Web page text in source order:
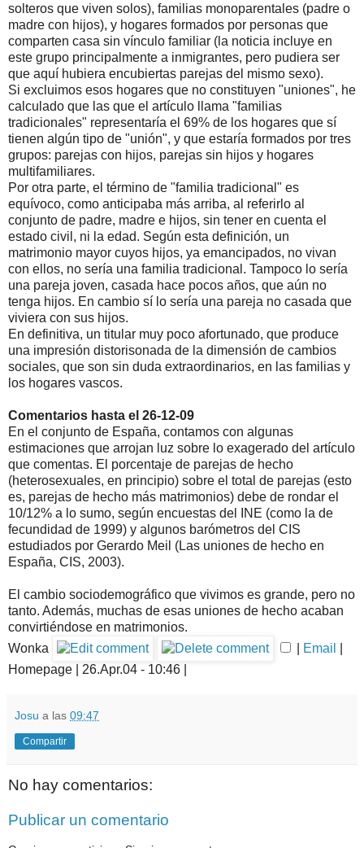
solteros que viven solos), familias monoparentales (padre o
madre con hijos), y hogares formados por personas que
comparten casa sin vínculo familiar (la noticia incluye en
este grupo principalmente a inmigrantes, pero pudiera ser
que aquí hubiera encubiertas parejas del mismo sexo).
Si excluimos esos hogares que no constituyen "uniones", he
calculado que las que el artículo llama "familias
tradicionales" representaría el 69% de los hogares que sí
tienen algún tipo de "unión", y que estaría formados por tres
grupos: parejas con hijos, parejas sin hijos y hogares
multifamiliares.
Por otra parte, el término de "familia tradicional" es
equívoco, como anticipaba más arriba, al referirlo al
conjunto de padre, madre e hijos, sin tener en cuenta el
estado civil, ni la edad. Según esta definición, un
matrimonio mayor cuyos hijos, ya emancipados, no vivan
con ellos, no sería una familia tradicional. Tampoco lo sería
una pareja joven, casada hace pocos años, que aún no
tenga hijos. En cambio sí lo sería una pareja no casada que
viviera con sus hijos.
En definitiva, un titular muy poco afortunado, que produce
una impresión distorisonada de la dimensión de cambios
sociales, que son sin duda extraordinarios, en las familias y
los hogares vascos.
Comentarios hasta el 26-12-09
En el conjunto de España, contamos con algunas
estimaciones que arrojan luz sobre lo exagerado del artículo
que comentas. El porcentaje de parejas de hecho
(heterosexuales, en principio) sobre el total de parejas (esto
es, parejas de hecho más matrimonios) debe de rondar el
10/12% a lo sumo, según encuestas del INE (como la de
fecundidad de 1999) y algunos barómetros del CIS
estudiados por Gerardo Meil (Las uniones de hecho en
España, CIS, 2003).
El cambio sociodemográfico que vivimos es grande, pero no
tanto. Además, muchas de esas uniones de hecho acaban
convirtiéndose en matrimonios.
Wonka
Email
Homepage | 26.Apr.04 - 10:46 |
Josu a las 09:47
Compartir
No hay comentarios:
Publicar un comentario